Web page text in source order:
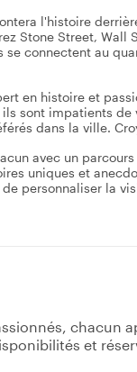
l'histoire
Stone Street,
connectent au
en histoire et
sont impatients
dans la ville.
avec un
uniques et
personnaliser la
chacun
et